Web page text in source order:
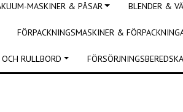
MASKINER & PÅSAR BLENDER &
FÖRPACKNINGSMASKINER &
RULLBORD